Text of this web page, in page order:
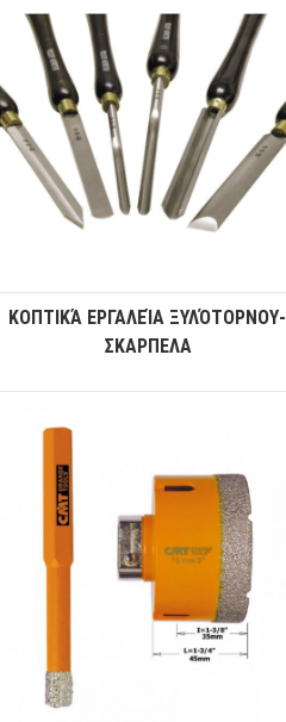
ΚΟΠΤΙΚΆ ΕΡΓΑΛΕΊΑ ΞΥΛΌΤΟΡΝΟΥ-
ΣΚΑΡΠΕΛΑ